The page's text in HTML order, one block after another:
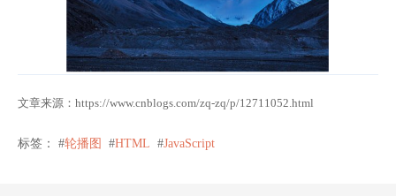
文章来源： https://www.cnblogs.com/zq-zq/p/12711052.html
标签： #轮播图 #HTML #JavaScript